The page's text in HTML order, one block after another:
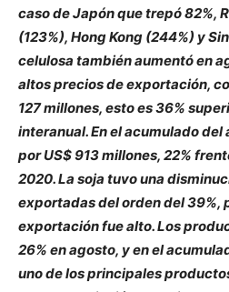
caso de Japón que trepó 82%,
(123%), Hong Kong (244%) y
celulosa también aumentó en
altos precios de exportación,
127 millones, esto es 36%
interanual. En el acumulado del
por US$ 913 millones, 22%
2020. La soja tuvo una
exportadas del orden del 39%,
exportación fue alto. Los
26% en agosto, y en el
uno de los principales